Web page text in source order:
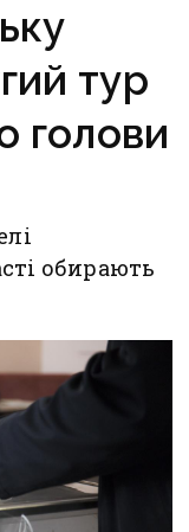
тур
голови
обирають